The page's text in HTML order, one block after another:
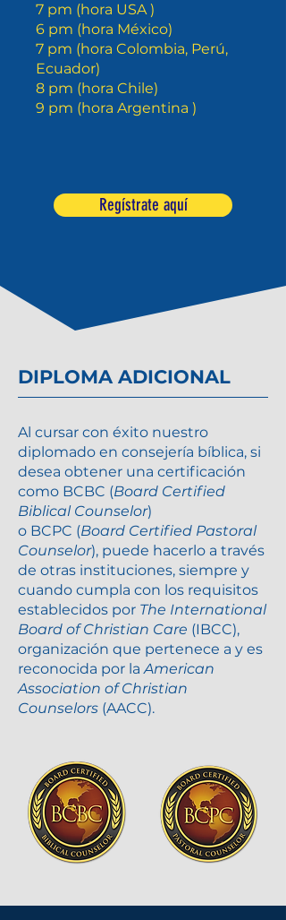
7 pm (hora USA )
6 pm (hora México)
7 pm (hora Colombia, Perú,
Ecuador)
8 pm (hora Chile)
9 pm (hora Argentina )
Regístrate aquí
DIPLOMA ADICIONAL
Al cursar con éxito nuestro
diplomado en consejería bíblica, si
desea obtener una certificación
como BCBC (Board Certified
Biblical Counselor)
o BCPC (Board Certified Pastoral
Counselor), puede hacerlo a través
de otras instituciones, siempre y
cuando cumpla con los requisitos
establecidos por The International
Board of Christian Care (IBCC),
organización que pertenece a y es
reconocida por laAmerican
Association of Christian
Counselors (AACC).